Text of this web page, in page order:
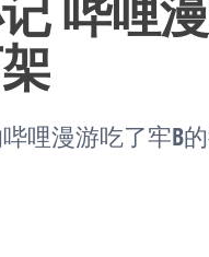
哔哩漫游吃了牢